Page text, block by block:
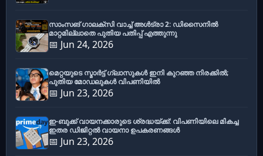
സാംസങ് ഗാലക്സി വാച്ച് അൾട്രാ 2: ഡിസൈനിൽ
മാറ്റമില്ലാതെ പുതിയ പതിപ്പ് എത്തുന്നു
📅 Jun 24, 2026
മെറ്റയുടെ സ്മാർട്ട് ഗ്ലാസുകൾ ഇനി കുറഞ്ഞ നിരക്കിൽ;
പുതിയ മോഡലുകൾ വിപണിയിൽ
📅 Jun 23, 2026
ഇ-ബുക്ക് വായനക്കാരുടെ ശ്രദ്ധയ്ക്ക്: വിപണിയിലെ മികച്ച
ഇതര ഡിജിറ്റൽ വായനാ ഉപകരണങ്ങൾ
📅 Jun 23, 2026